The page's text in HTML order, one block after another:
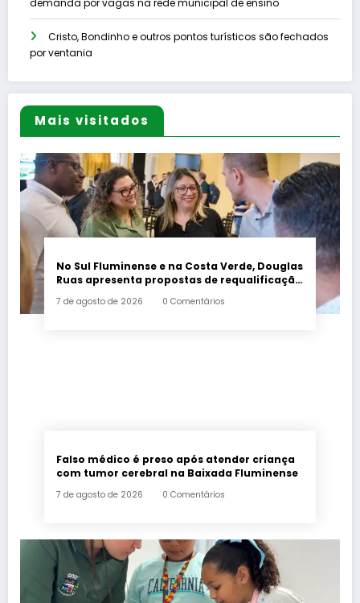
demanda por vagas na rede municipal de ensino
Cristo, Bondinho e outros pontos turísticos são fechados
por ventania
Mais visitados
No Sul Fluminense e na Costa Verde, Douglas
Ruas apresenta propostas de requalificação
7 de agosto de 2026 0 Comentários
Falso médico é preso após atender criança
com tumor cerebral na Baixada Fluminense
7 de agosto de 2026 0 Comentários